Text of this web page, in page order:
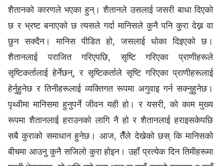
शैतानको कारणले भएका हुन्। शैतानले उसलाई जसरी बाधा दिएको
छ र भ्रष्ट बनाएको छ त्यसले गर्दा मानिसले कुनै पनि कुरा देख्न वा
छुन सक्दैन। मानिस पीडित हो, जसलाई धोका दिइएको छ।
शैतानलाई पराजित गरिएपछि, सृष्टि गरिएका प्राणीहरूले
सृष्टिकर्तालाई हेर्नेछन्, र सृष्टिकर्ताले सृष्टि गरिएका प्राणीहरूलाई
हेर्नुहुनेछ र तिनीहरूलाई व्यक्तिगत रूपमा अगुवाइ गर्न सक्नुहुनेछ।
पृथ्वीमा मानिसमा हुनुपर्ने जीवन यही हो। र यसरी, को काम मुख्य
रूपमा शैतानलाई हराउनको लागि नै हो र शैतानलाई हराइसकेपछि
सबै कुराको समाधान हुनेछ। आज, तैँले देखेको छस् कि मानिसको
बीचमा आउनु कुनै सजिलो कुरा होइन। उहाँ प्रत्येक दिन तिमीहरूमा